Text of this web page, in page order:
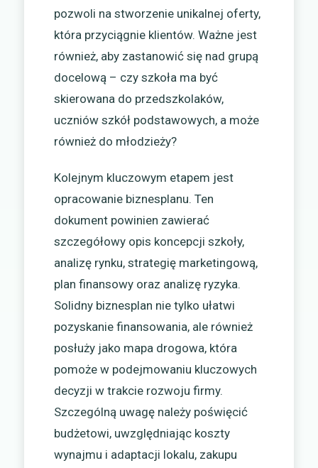
pozwoli na stworzenie unikalnej oferty,
która przyciągnie klientów. Ważne jest
również, aby zastanowić się nad grupą
docelową – czy szkoła ma być
skierowana do przedszkolaków,
uczniów szkół podstawowych, a może
również do młodzieży?
Kolejnym kluczowym etapem jest
opracowanie biznesplanu. Ten
dokument powinien zawierać
szczegółowy opis koncepcji szkoły,
analizę rynku, strategię marketingową,
plan finansowy oraz analizę ryzyka.
Solidny biznesplan nie tylko ułatwi
pozyskanie finansowania, ale również
posłuży jako mapa drogowa, która
pomoże w podejmowaniu kluczowych
decyzji w trakcie rozwoju firmy.
Szczególną uwagę należy poświęcić
budżetowi, uwzględniając koszty
wynajmu i adaptacji lokalu, zakupu